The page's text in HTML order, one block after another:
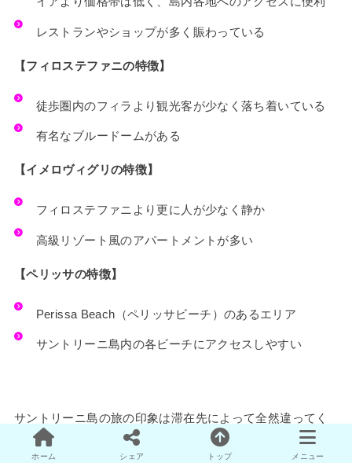
レストランやショップが多く賑わっている
【フィロステファニの特徴】
徒歩圏内のフィラより観光客が少なく落ち着いている
有名なブルードームがある
【イメロヴィグリの特徴】
フィロステファニより更に人が少なく静か
高級リゾート風のアパートメントが多い
【ペリッサの特徴】
Perissa Beach（ペリッサビーチ）のあるエリア
サントリーニ島内の各ビーチにアクセスしやすい
サントリーニ島の旅の印象は滞在先によって全然違ってく
るといっても過言ではないほど、ホテル選びは重要です。
ホーム シェア トップ メニュー